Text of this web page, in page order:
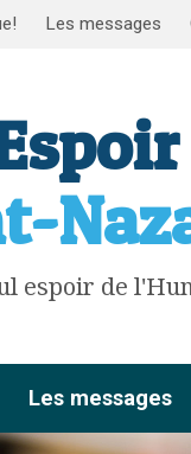
Les messages
espoir de
Les messages